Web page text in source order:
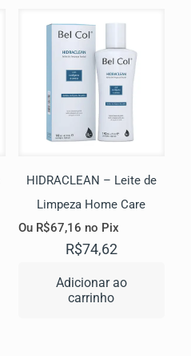
HIDRACLEAN – Leite de
Limpeza Home Care
Ou R$67,16 no Pix
R$74,62
Adicionar ao
carrinho